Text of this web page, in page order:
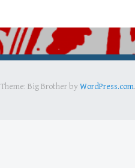
Theme: Big Brother byWordPress.com.